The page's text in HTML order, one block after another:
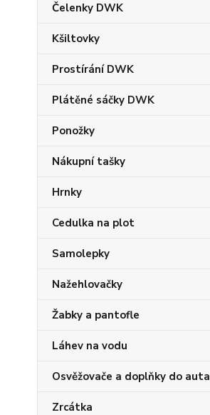
Čelenky DWK
Kšiltovky
Prostírání DWK
Plátěné sáčky DWK
Ponožky
Nákupní tašky
Hrnky
Cedulka na plot
Samolepky
Nažehlovačky
Žabky a pantofle
Láhev na vodu
Osvěžovače a doplňky do auta
Zrcátka